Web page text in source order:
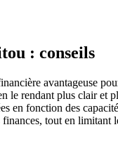
: conseils
avantageuse
rendant plus clair et
fonction des
tout en